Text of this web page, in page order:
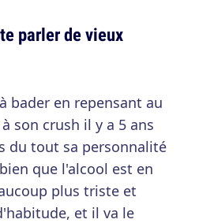
parler de vieux
bader en repensant au
son crush il y a 5 ans
du tout sa personnalité
que l'alcool est en
plus triste et
et il va le